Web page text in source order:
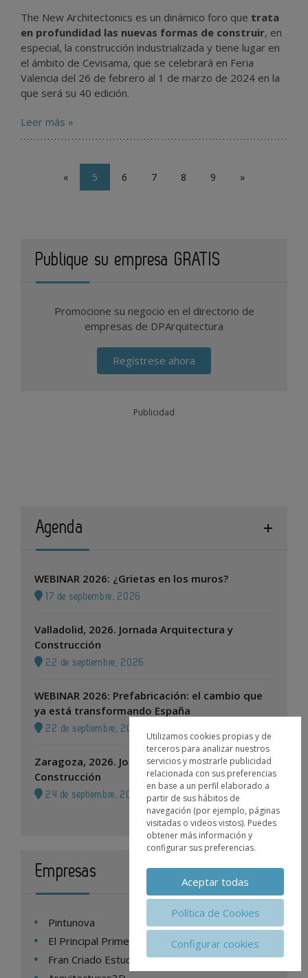
The New Architectonics es un dinámico foro que trata
en profundidad las nuevas formas de construir, en
especial, la construcción industrializada y tiene lugar en
el ámbito de Cevisama, que se celebrará en Feria
Valencia del 26 de febrero al 1 de marzo de 2024 en la
que será su 40 edición.
Leer más »
« 5 6 7 8 9 »
Publique su empresa GRATIS
Promocione su negocio en el directorio de
empresas de DPArquitectura
Regístrese ahora
Publicidad
Agenda
WEBINAR 2026: ¿Grietas en los muros?
17 de septiembre, 2026
Valladolid, 2026. Jornada Arquitectura y
Construcción
22 de septiembre, 2026
WEBINAR 2026: Prefabricación: el cambio que
ya está transformando España
22 de septiembre, 2026
Zaragoza, 2026. Jornada Arquitectura y
Construcción
24 de septiembre, 2026
Empresas
Pintunova
El Principal Primera
Fran Criado Estudio de arquitectura
Utilizamos cookies propias y de
terceros para analizar nuestros
servicios y mostrarle publicidad
relacionada con sus preferencias
en base a un perfil elaborado a
partir de sus hábitos de
navegación (por ejemplo, páginas
visitadas o videos vistos). Puedes
obtener más información y
configurar sus preferencias.
Aceptar todas
Política de Cookies
Configurar cookies